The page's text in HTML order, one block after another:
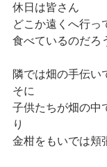
休日は皆さん
どこか遠くへ行っ
食べているのだろ
隣では畑の手伝い
そに
子供たちが畑の中
り
金柑をもいでは頬